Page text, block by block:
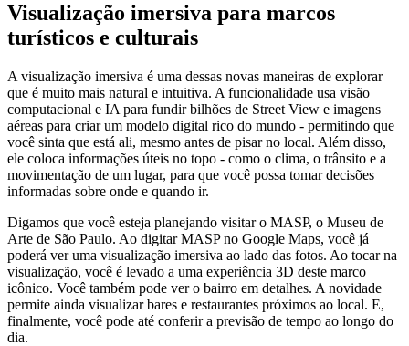
Visualização imersiva para marcos
turísticos e culturais
A visualização imersiva é uma dessas novas maneiras de explorar
que é muito mais natural e intuitiva. A funcionalidade usa visão
computacional e IA para fundir bilhões de Street View e imagens
aéreas para criar um modelo digital rico do mundo - permitindo que
você sinta que está ali, mesmo antes de pisar no local. Além disso,
ele coloca informações úteis no topo - como o clima, o trânsito e a
movimentação de um lugar, para que você possa tomar decisões
informadas sobre onde e quando ir.
Digamos que você esteja planejando visitar o MASP, o Museu de
Arte de São Paulo. Ao digitar MASP no Google Maps, você já
poderá ver uma visualização imersiva ao lado das fotos. Ao tocar na
visualização, você é levado a uma experiência 3D deste marco
icônico. Você também pode ver o bairro em detalhes. A novidade
permite ainda visualizar bares e restaurantes próximos ao local. E,
finalmente, você pode até conferir a previsão de tempo ao longo do
dia.